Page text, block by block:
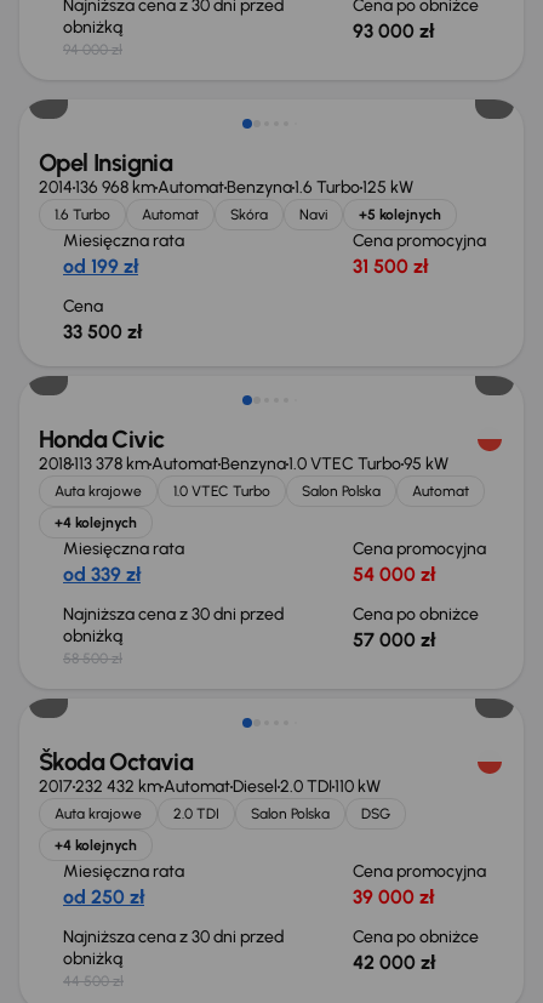
Najniższa cena z 30 dni przed
obniżką
94 000 zł
Cena po obniżce
93 000 zł
Opel Insignia
2014136 968 kmAutomatBenzyna1.6 Turbo125 kW
1.6 Turbo Automat Skóra Navi +5 kolejnych
Miesięczna rata
od 199 zł
Cena promocyjna
31 500 zł
Cena
33 500 zł
Taniej o 1 500 zł
Honda Civic
2018113 378 kmAutomatBenzyna1.0 VTEC Turbo95 kW
Auta krajowe 1.0 VTEC Turbo Salon Polska
Automat
+4 kolejnych
Miesięczna rata
od 339 zł
Cena promocyjna
54 000 zł
Najniższa cena z 30 dni przed
obniżką
58 500 zł
Cena po obniżce
57 000 zł
Taniej o 2 500 zł
Škoda Octavia
2017232 432 kmAutomatDiesel2.0 TDI110 kW
Auta krajowe 2.0 TDI Salon Polska
DSG
+4 kolejnych
Miesięczna rata
od 250 zł
Cena promocyjna
39 000 zł
Najniższa cena z 30 dni przed
obniżką
44 500 zł
Cena po obniżce
42 000 zł
Taniej o 700 zł